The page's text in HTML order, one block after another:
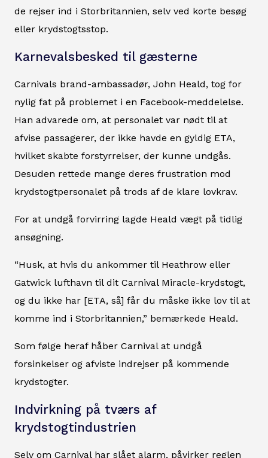
de rejser ind i Storbritannien, selv ved korte besøg
eller krydstogtsstop.
Karnevalsbesked til gæsterne
Carnivals brand-ambassadør, John Heald, tog for
nylig fat på problemet i en Facebook-meddelelse.
Han advarede om, at personalet var nødt til at
afvise passagerer, der ikke havde en gyldig ETA,
hvilket skabte forstyrrelser, der kunne undgås.
Desuden rettede mange deres frustration mod
krydstogtpersonalet på trods af de klare lovkrav.
For at undgå forvirring lagde Heald vægt på tidlig
ansøgning.
“Husk, at hvis du ankommer til Heathrow eller
Gatwick lufthavn til dit Carnival Miracle-krydstogt,
og du ikke har [ETA, så] får du måske ikke lov til at
komme ind i Storbritannien,” bemærkede Heald.
Som følge heraf håber Carnival at undgå
forsinkelser og afviste indrejser på kommende
krydstogter.
Indvirkning på tværs af
krydstogtindustrien
Selv om Carnival har slået alarm, påvirker reglen